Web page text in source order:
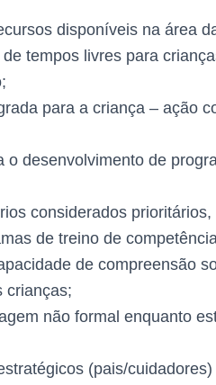
disponíveis na área
tempos livres para
para a criança – ação
o desenvolvimento de
considerados
de treino de
de compreensão
crianças;
não formal enquanto
(pais/